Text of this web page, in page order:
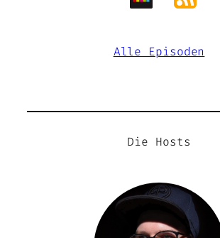
Alle Episoden
Die Hosts